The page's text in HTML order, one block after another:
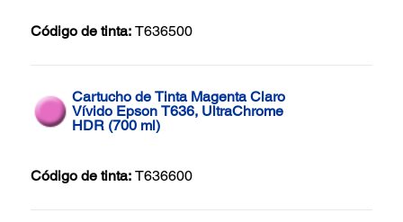
Código de tinta: T636500
Cartucho de Tinta Magenta Claro
Vívido Epson T636, UltraChrome
HDR (700 ml)
Código de tinta: T636600